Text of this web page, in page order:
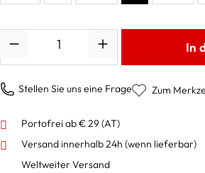
In
Stellen Sie uns eine Frage Zum
Portofrei ab € 29 (AT)
Versand innerhalb 24h (wenn lieferbar)
Weltweiter Versand